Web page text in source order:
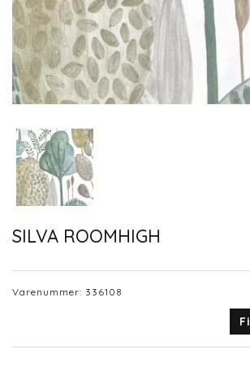
SILVA ROOMHIGH
Varenummer: 336108